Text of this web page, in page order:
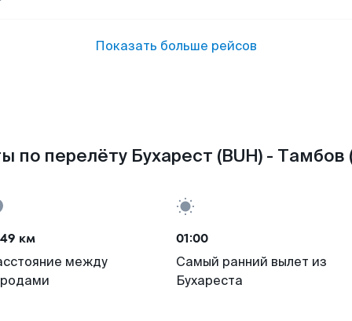
Показать больше рейсов
по перелёту Бухарест (BUH) - Тамбов
км
между
01:00
Самый ранний вылет из
Бухареста